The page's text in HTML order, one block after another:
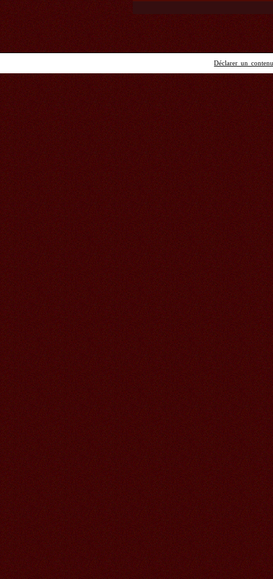
Déclarer un